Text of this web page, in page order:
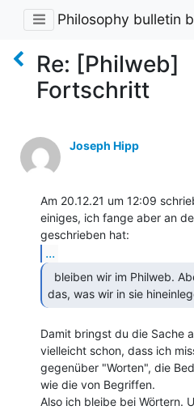
Philosophy bulletin
Re: [Philweb]
Fortschritt
Joseph Hipp
Am 20.12.21 um 12:09
einiges, ich fange aber an
...
das, was wir in sie
Damit bringst du die Sache
vielleicht schon, dass ich
gegenüber "Worten", die
wie die von Begriffen.
Also ich bleibe bei Wörtern.